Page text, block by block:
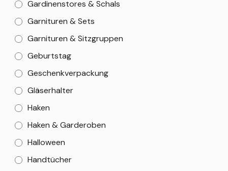
Gardinenstores & Schals
Garnituren & Sets
Garnituren & Sitzgruppen
Geburtstag
Geschenkverpackung
Gläserhalter
Haken
Haken & Garderoben
Halloween
Handtücher